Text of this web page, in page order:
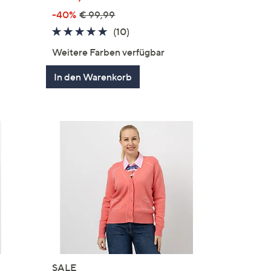
-40% € 99,99
4.7
(10)
Weitere Farben verfügbar
In den Warenkorb
SALE